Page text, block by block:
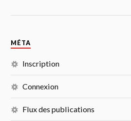
MÉTA
Inscription
Connexion
Flux des publications